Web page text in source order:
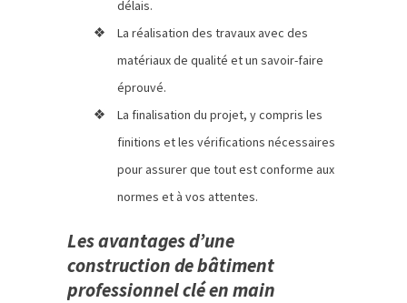
délais.
La réalisation des travaux avec des
matériaux de qualité et un savoir-faire
éprouvé.
La finalisation du projet, y compris les
finitions et les vérifications nécessaires
pour assurer que tout est conforme aux
normes et à vos attentes.
Les avantages d’une
construction de bâtiment
professionnel clé en main